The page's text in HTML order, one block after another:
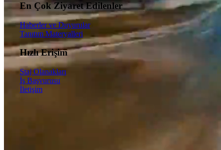
En Çok Ziyaret Edilenler
Haberler ve Duyurular
Tanıtım Materyalleri
Hızlı Erişim
Staj Olanakları
İş Başvurusu
İletişim